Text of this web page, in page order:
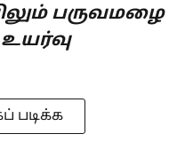
பருவமழை
படிக்க